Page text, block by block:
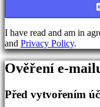
BS
CS
DA
DE
EN
ES
I have read and am in
and Privacy Policy.
Ověření e-
Před vytvořením